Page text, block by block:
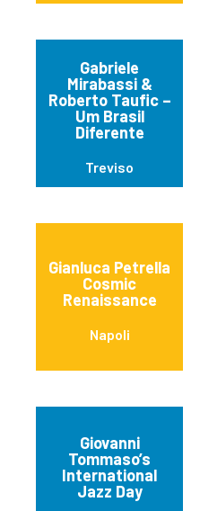
Gabriele
Mirabassi &
Roberto Taufic –
Um Brasil
Diferente
Treviso
Gianluca Petrella
Cosmic
Renaissance
Napoli
Giovanni
Tommaso’s
International
Jazz Day